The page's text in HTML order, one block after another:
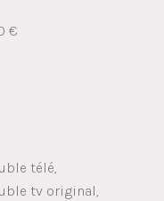
€
télé
tv original